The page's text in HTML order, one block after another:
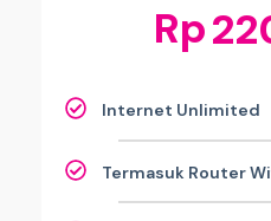
Rp
Internet Unlimited
Termasuk Router